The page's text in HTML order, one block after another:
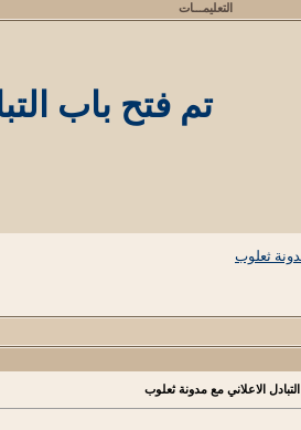
التعليمـــات
تم فتح باب
ثعلوب
الاعلاني مع مدونة ثعلوب